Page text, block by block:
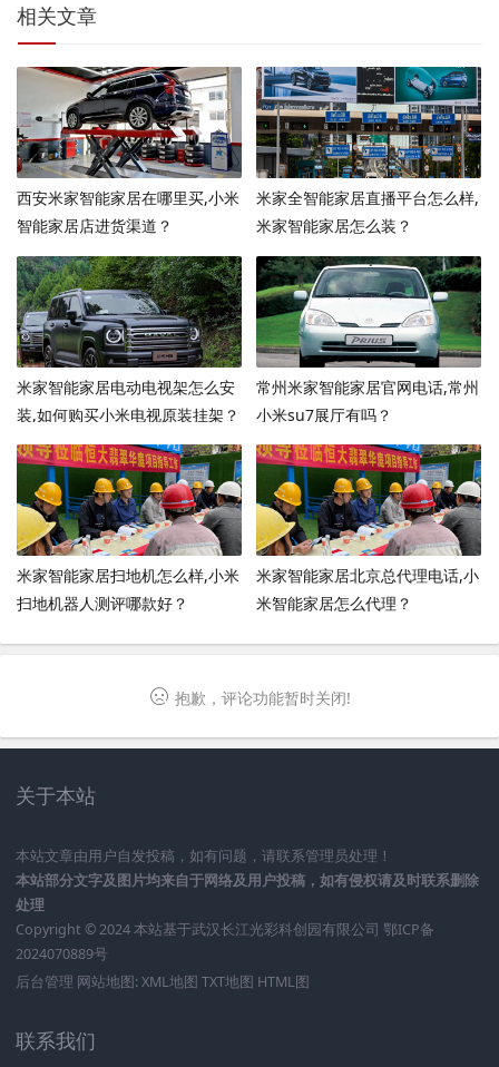
相关文章
西安米家智能家居在哪里买,小米
智能家居店进货渠道？
米家全智能家居直播平台怎么样,
米家智能家居怎么装？
米家智能家居电动电视架怎么安
装,如何购买小米电视原装挂架？
常州米家智能家居官网电话,常州
小米su7展厅有吗？
米家智能家居扫地机怎么样,小米
扫地机器人测评哪款好？
米家智能家居北京总代理电话,小
米智能家居怎么代理？
抱歉，评论功能暂时关闭!
关于本站
本站文章由用户自发投稿，如有问题，请联系管理员处理！
本站部分文字及图片均来自于网络及用户投稿，如有侵权请及时联系删除
处理
Copyright © 2024 本站基于武汉长江光彩科创园有限公司 鄂ICP备
2024070889号
后台管理 网站地图: XML地图 TXT地图 HTML图
联系我们